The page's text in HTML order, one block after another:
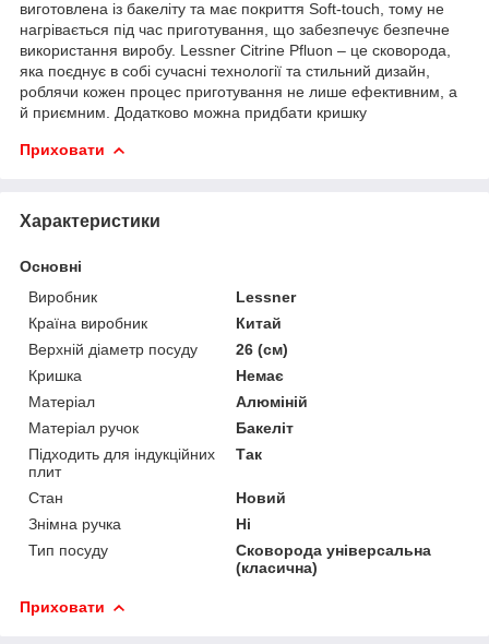
виготовлена із бакеліту та має покриття Soft-touch, тому не
нагрівається під час приготування, що забезпечує безпечне
використання виробу. Lessner Citrine Pfluon – це сковорода,
яка поєднує в собі сучасні технології та стильний дизайн,
роблячи кожен процес приготування не лише ефективним, а
й приємним. Додатково можна придбати кришку
Приховати
Характеристики
Основні
Виробник
Lessner
Країна виробник
Китай
Верхній діаметр посуду
26 (см)
Кришка
Немає
Матеріал
Алюміній
Матеріал ручок
Бакеліт
Підходить для індукційних
плит
Так
Стан
Новий
Знімна ручка
Ні
Тип посуду
Сковорода універсальна
(класична)
Приховати